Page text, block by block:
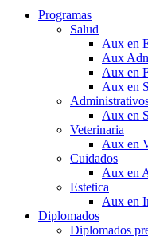
Programas
Salud
Aux en
Aux
Aux en
Aux en
Aux en
Veterinaria
Aux en
Cuidados
Aux en
Estetica
Aux en
Diplomados
Diplomados